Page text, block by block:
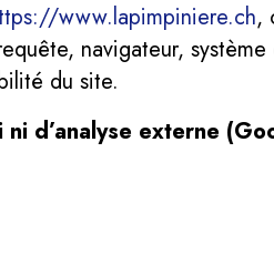
www.lapimpiniere.ch,
navigateur,
du site.
d’analyse externe